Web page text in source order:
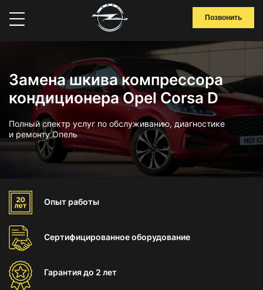
Позвонить
Замена шкива компрессора
кондиционера Opel Corsa D
Полный спектр услуг по обслуживанию, диагностике
и ремонту Опель
Опыт работы
Сертифицированноеоборудование
Гарантиядо 2 лет